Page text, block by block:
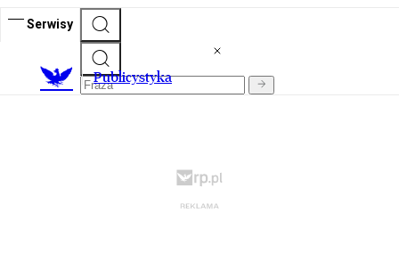
Serwisy
Publicystyka